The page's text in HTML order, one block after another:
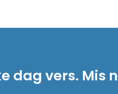
dag vers. Mis